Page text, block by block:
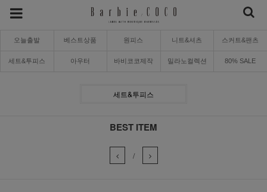
오늘출발 베스트상품 원피스 니트&셔츠 스커트&팬츠
세트&투피스 아우터 바비코코제작 밀라노컬렉션 80% SALE
세트&투피스
BEST ITEM
/